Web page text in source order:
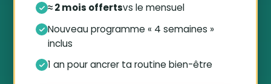
≈ 2 mois offertsvs le mensuel
Nouveau programme « 4 semaines »
inclus
1 an pour ancrer ta routine bien-être